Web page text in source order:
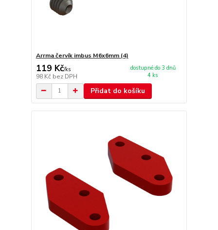
Arrma červík imbus M6x6mm (4)
119 Kč/ks
98 Kč bez DPH
dostupné do 3 dnů
4 ks
Přidat do košíku